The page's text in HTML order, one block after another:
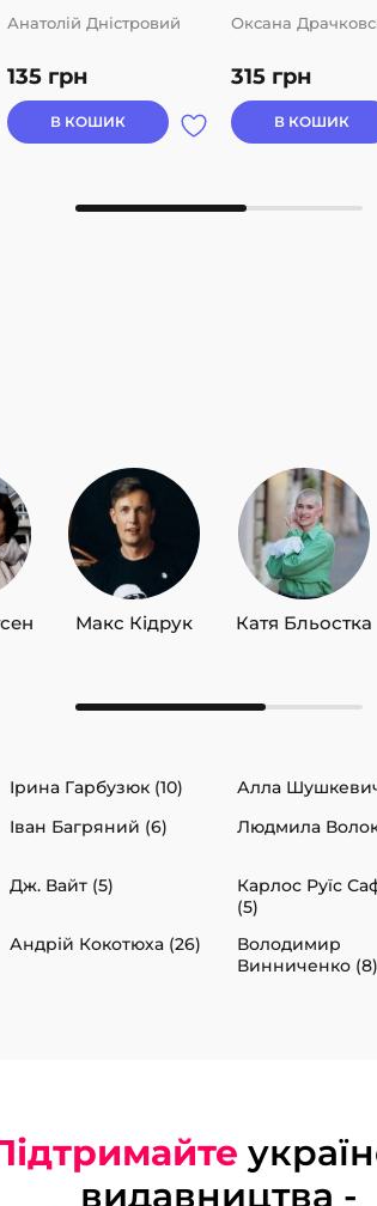
135 грн
Анатолій Дністровий
В КОШИК
315 грн
Оксана
В КОШИК
Макс Кідрук Катя Бльостка
Ірина Гарбузюк (10) Алла
Іван Багряний (6) Людмила
Дж. Вайт (5)
Карлос Руїс
(5)
Андрій Кокотюха (26)
Володимир
Винниченко (8)
видавництва -